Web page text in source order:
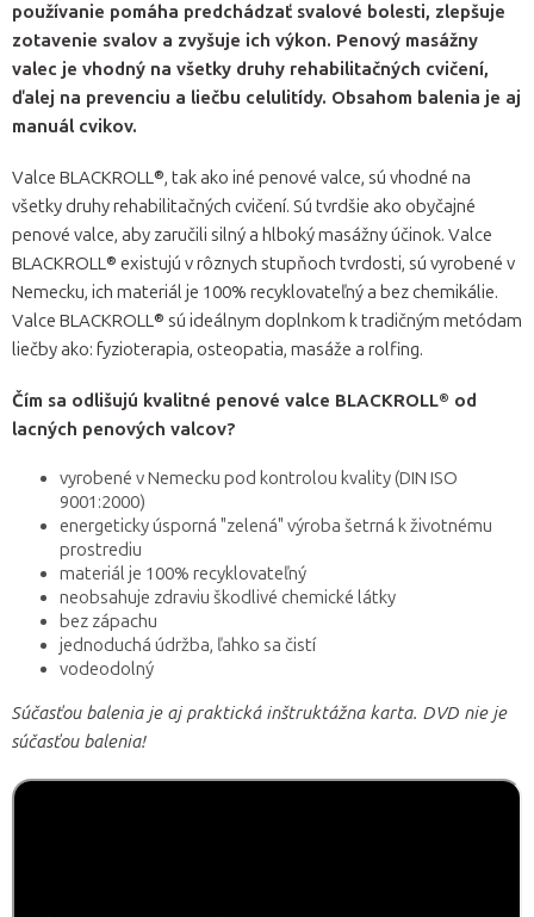
používanie pomáha predchádzať svalové bolesti, zlepšuje
zotavenie svalov a zvyšuje ich výkon. Penový masážny
valec je vhodný na všetky druhy rehabilitačných cvičení,
ďalej na prevenciu a liečbu celulitídy. Obsahom balenia je aj
manuál cvikov.
Valce BLACKROLL®, tak ako iné penové valce, sú vhodné na
všetky druhy rehabilitačných cvičení. Sú tvrdšie ako obyčajné
penové valce, aby zaručili silný a hlboký masážny účinok. Valce
BLACKROLL® existujú v rôznych stupňoch tvrdosti, sú vyrobené v
Nemecku, ich materiál je 100% recyklovateľný a bez chemikálie.
Valce BLACKROLL® sú ideálnym doplnkom k tradičným metódam
liečby ako: fyzioterapia, osteopatia, masáže a rolfing.
Čím sa odlišujú kvalitné penové valce BLACKROLL® od
lacných penových valcov?
vyrobené v Nemecku pod kontrolou kvality (DIN ISO
9001:2000)
energeticky úsporná "zelená" výroba šetrná k životnému
prostrediu
materiál je 100% recyklovateľný
neobsahuje zdraviu škodlivé chemické látky
bez zápachu
jednoduchá údržba, ľahko sa čistí
vodeodolný
Súčasťou balenia je aj praktická inštruktážna karta. DVD nie je
súčasťou balenia!